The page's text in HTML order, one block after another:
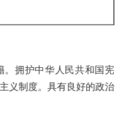
。拥护中华人民共和国宪
义制度。具有良好的政治